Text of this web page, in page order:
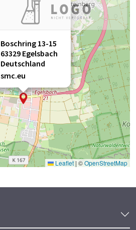
Boschring 13-15
63329 Egelsbach
Deutschland
smc.eu
Leaflet | ©OpenStreetMap